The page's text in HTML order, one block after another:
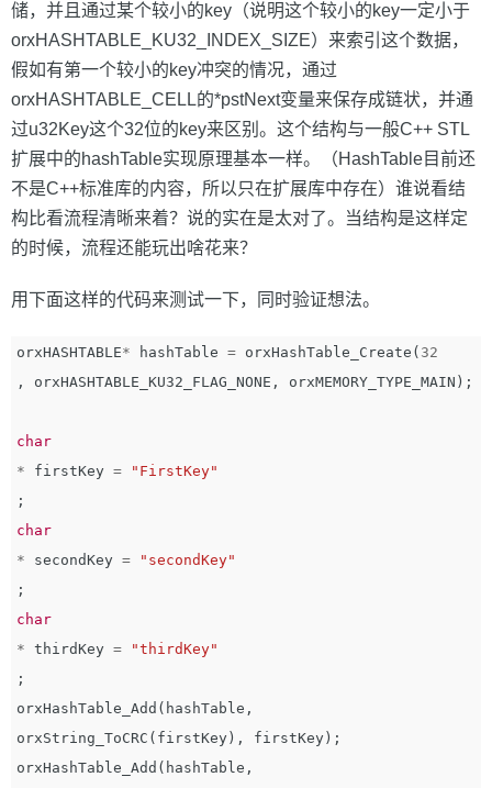
储，并且通过某个较小的key（说明这个较小的key一定小于
orxHASHTABLE_KU32_INDEX_SIZE）来索引这个数据，
假如有第一个较小的key冲突的情况，通过
orxHASHTABLE_CELL的*pstNext变量来保存成链状，并通
过u32Key这个32位的key来区别。这个结构与一般C++ STL
扩展中的hashTable实现原理基本一样。（HashTable目前还
不是C++标准库的内容，所以只在扩展库中存在）谁说看结
构比看流程清晰来着？说的实在是太对了。当结构是这样定
的时候，流程还能玩出啥花来？
用下面这样的代码来测试一下，同时验证想法。
orxHASHTABLE* hashTable = orxHashTable_Create ( 32
,
orxHASHTABLE_KU32_FLAG_NONE , orxMEMORY_TYPE_MAIN );
char
*
firstKey =
"FirstKey"
;
char
*
secondKey =
"secondKey"
;
char
* thirdKey =
"thirdKey"
;
orxHashTable_Add ( hashTable ,
orxString_ToCRC ( firstKey ), firstKey );
orxHashTable_Add ( hashTable ,